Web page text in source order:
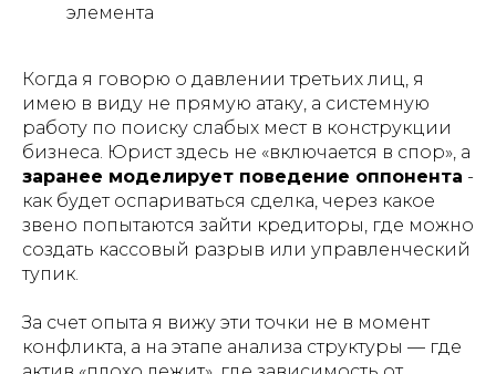
элемента
Когда я говорю о давлении третьих лиц, я
имею в виду не прямую атаку, а системную
работу по поиску слабых мест в конструкции
бизнеса. Юрист здесь не «включается в спор», а
заранее моделирует поведение оппонента -
как будет оспариваться сделка, через какое
звено попытаются зайти кредиторы, где можно
создать кассовый разрыв или управленческий
тупик.
За счет опыта я вижу эти точки не в момент
конфликта, а на этапе анализа структуры — где